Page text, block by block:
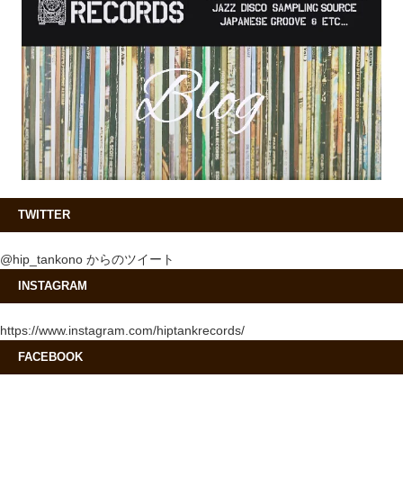
TWITTER
@hip_tankono からのツイート
INSTAGRAM
https://www.instagram.com/hiptankrecords/
FACEBOOK